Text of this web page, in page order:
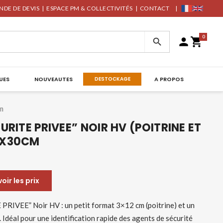
DE DEVIS | ESPACE PM & COLLECTIVITÉS | CONTACT |
 0
NOUVEAUTES DESTOCKAGE A PROPOS
PRIVEE” NOIR HV (POITRINE ET
les prix
PRIVEE” Noir HV : un petit format 3×12 cm (poitrine) et un
pour une identification rapide des agents de sécurité